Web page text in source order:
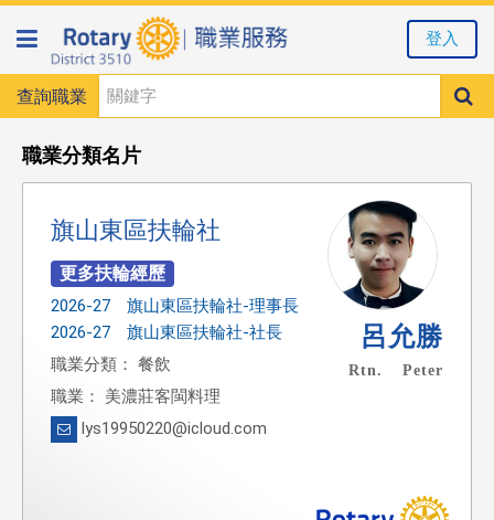
查詢職業
登入
職業分類名片
旗山東區扶輪社
2026-27 旗山東區扶輪社-理事長
2026-27 旗山東區扶輪社-社長
職業分類： 餐飲
職業： 美濃莊客閩料理
lys19950220@icloud.com
呂允勝
Rtn. Peter